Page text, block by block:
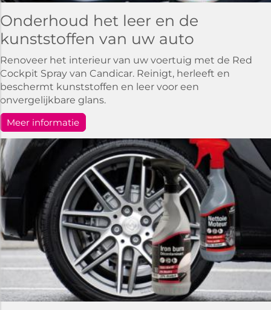
Onderhoud het leer en de
kunststoffen van uw auto
Renoveer het interieur van uw voertuig met de Red
Cockpit Spray van Candicar. Reinigt, herleeft en
beschermt kunststoffen en leer voor een
onvergelijkbare glans.
Meer informatie